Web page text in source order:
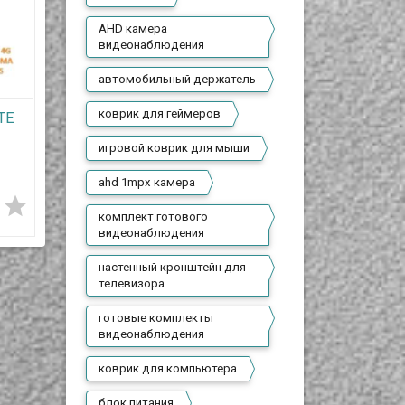
AHD камера
видеонаблюдения
автомобильный держатель
коврик для геймеров
игровой коврик для мыши
ahd 1mpx камера
комплект готового
видеонаблюдения
настенный кронштейн для
телевизора
готовые комплекты
видеонаблюдения
коврик для компьютера

Усиливающая 4G LTE
антенна для 4G
роутеров + 2 кабеля
по 10 метров c SMA
коннекторами,
модель 10MW435
В наличии
Представляем вам
универсальную
усиливающую 4G LTE MIMO
антенну, предназначенную
для использования с 4G
модемами.
14 500 T
